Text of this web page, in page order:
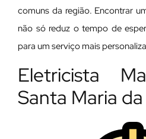
comuns da região. Encontrar
não só reduz o tempo de
para um serviço mais
Eletricista
Santa Maria